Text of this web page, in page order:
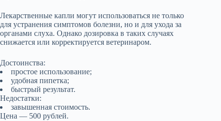
Лекарственные капли могут использоваться не только
для устранения симптомов болезни, но и для ухода за
органами слуха. Однако дозировка в таких случаях
снижается или корректируется ветеринаром.
Достоинства:
простое использование;
удобная пипетка;
быстрый результат.
Недостатки:
завышенная стоимость.
Цена — 500 рублей.